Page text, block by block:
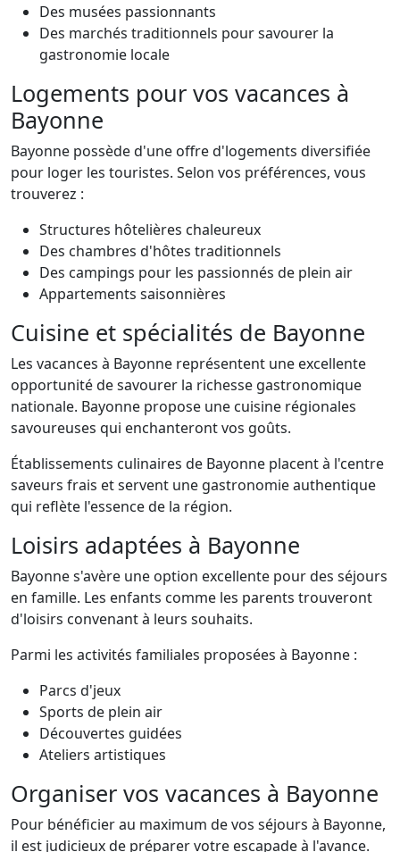
Des musées passionnants
Des marchés traditionnels pour savourer la
gastronomie locale
Logements pour vos vacances à
Bayonne
Bayonne possède d'une offre d'logements diversifiée
pour loger les touristes. Selon vos préférences, vous
trouverez :
Structures hôtelières chaleureux
Des chambres d'hôtes traditionnels
Des campings pour les passionnés de plein air
Appartements saisonnières
Cuisine et spécialités de Bayonne
Les vacances à Bayonne représentent une excellente
opportunité de savourer la richesse gastronomique
nationale. Bayonne propose une cuisine régionales
savoureuses qui enchanteront vos goûts.
Établissements culinaires de Bayonne placent à l'centre
saveurs frais et servent une gastronomie authentique
qui reflète l'essence de la région.
Loisirs adaptées à Bayonne
Bayonne s'avère une option excellente pour des séjours
en famille. Les enfants comme les parents trouveront
d'loisirs convenant à leurs souhaits.
Parmi les activités familiales proposées à Bayonne :
Parcs d'jeux
Sports de plein air
Découvertes guidées
Ateliers artistiques
Organiser vos vacances à Bayonne
Pour bénéficier au maximum de vos séjours à Bayonne,
il est judicieux de préparer votre escapade à l'avance.